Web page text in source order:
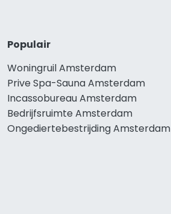
Populair
Woningruil Amsterdam
Prive Spa-Sauna Amsterdam
Incassobureau Amsterdam
Bedrijfsruimte Amsterdam
Ongediertebestrijding Amsterdam